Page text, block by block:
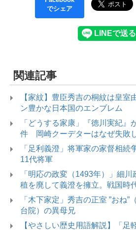
でシェア
関連記事
【家紋】豊臣秀吉の桐紋は皇
ン豊かな日本国のエンブレム
「どうする家康」『徳川実紀』
件 岡崎クーデターはなぜ失敗
「足利義澄」将軍家の家督相続
11代将軍
「明応の政変（1493年）」細
稙を廃して義澄を擁立。戦国時
「木下家定」秀吉の正室 ”おね”
台院）の異母兄
【やさしい歴史用語解説】「足